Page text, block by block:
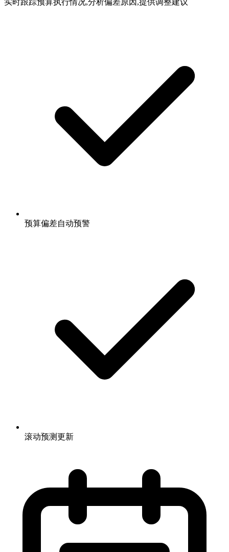
预算偏差自动预警
滚动预测更新